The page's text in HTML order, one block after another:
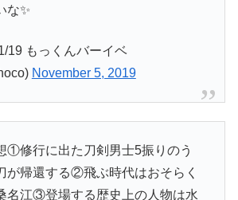
な✨
もっくんバーイベ
November 5, 2019
①修行に出た刀剣男士5振りのう
が帰還する②飛ぶ時代はおそらく
名江③登場する歴史上の人物は水